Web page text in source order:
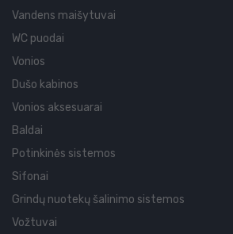
Vandens maišytuvai
WC puodai
Vonios
Dušo kabinos
Vonios aksesuarai
Baldai
Potinkinės sistemos
Sifonai
Grindų nuotekų šalinimo sistemos
Vožtuvai